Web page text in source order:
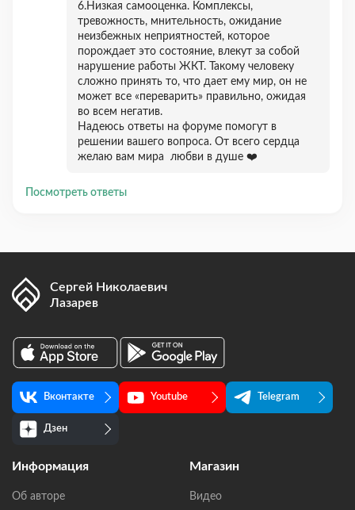
6.Низкая самооценка. Комплексы,
тревожность, мнительность, ожидание
неизбежных неприятностей, которое
порождает это состояние, влекут за собой
нарушение работы ЖКТ. Такому человеку
сложно принять то, что дает ему мир, он не
может все «переварить» правильно, ожидая
во всем негатив.
Надеюсь ответы на форуме помогут в
решении вашего вопроса. От всего сердца
желаю вам мира любви в душе ❤️
Посмотреть ответы
Сергей Николаевич
Лазарев
Вконтакте Youtube Telegram
Дзен
Информация
Об авторе
Магазин
Видео